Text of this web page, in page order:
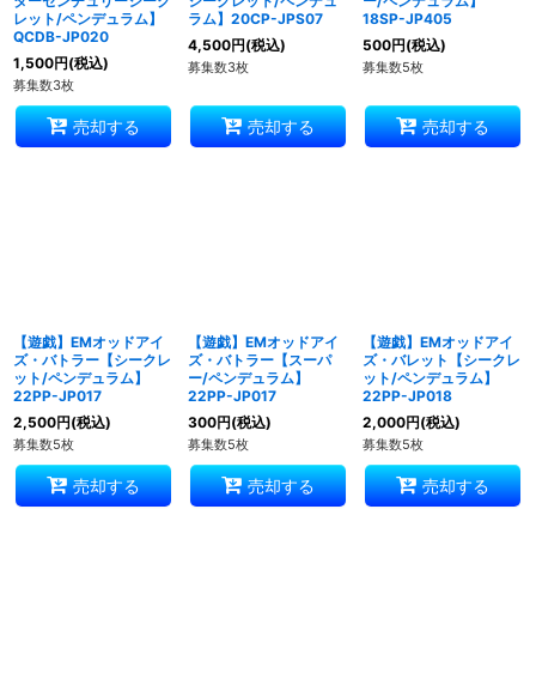
レット/ペンデュラム】
QCDB-JP020
1,500円(税込)
募集数3枚
売却する
ラム】20CP-JPS07
4,500円(税込)
募集数3枚
売却する
18SP-JP405
500円(税込)
募集数5枚
売却する
【遊戯】EMオッドアイ
ズ・バトラー【シークレ
ット/ペンデュラム】
22PP-JP017
2,500円(税込)
募集数5枚
売却する
【遊戯】EMオッドアイ
ズ・バトラー【スーパ
ー/ペンデュラム】
22PP-JP017
300円(税込)
募集数5枚
売却する
【遊戯】EMオッドアイ
ズ・バレット【シークレ
ット/ペンデュラム】
22PP-JP018
2,000円(税込)
募集数5枚
売却する